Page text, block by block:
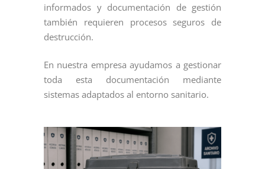
informados y documentación de gestión
también requieren procesos seguros de
destrucción.
En nuestra empresa ayudamos a gestionar
toda esta documentación mediante
sistemas adaptados al entorno sanitario.